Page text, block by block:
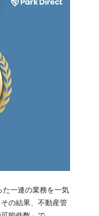
一連の業務を一気
の結果、不動産管